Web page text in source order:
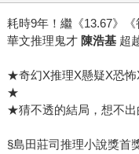
耗時9年！繼《13.67》《
華文推理鬼才 陳浩基超
★奇幻X推理X懸疑X恐怖
★
★猜不透的結局，想不
§島田莊司推理小說獎首